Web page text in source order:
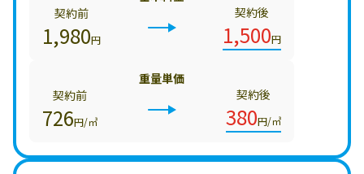
契約前
1,980円
契約後
1,500円
重量単価
契約前
726円/㎥
契約後
380円/㎥